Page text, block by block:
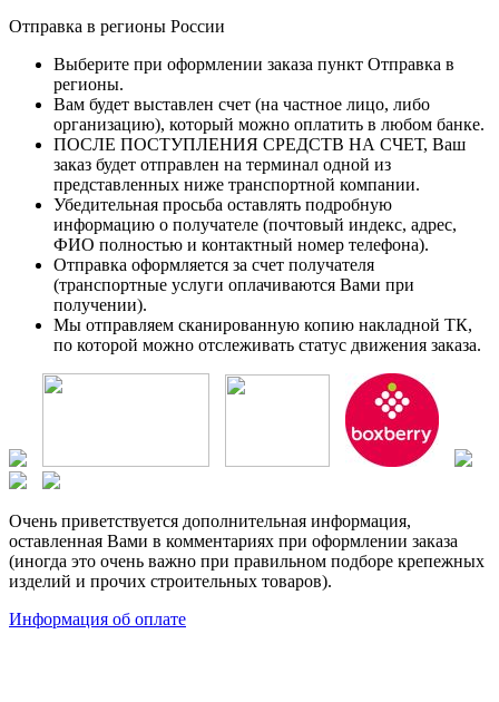
Отправка в регионы России
Выберите при оформлении заказа пункт Отправка в
регионы.
Вам будет выставлен счет (на частное лицо, либо
организацию), который можно оплатить в любом банке.
ПОСЛЕ ПОСТУПЛЕНИЯ СРЕДСТВ НА СЧЕТ, Ваш
заказ будет отправлен на терминал одной из
представленных ниже транспортной компании.
Убедительная просьба оставлять подробную
информацию о получателе (почтовый индекс, адрес,
ФИО полностью и контактный номер телефона).
Отправка оформляется за счет получателя
(транспортные услуги оплачиваются Вами при
получении).
Мы отправляем сканированную копию накладной ТК,
по которой можно отслеживать статус движения заказа.
Очень приветствуется дополнительная информация,
оставленная Вами в комментариях при оформлении заказа
(иногда это очень важно при правильном подборе крепежных
изделий и прочих строительных товаров).
Информация об оплате